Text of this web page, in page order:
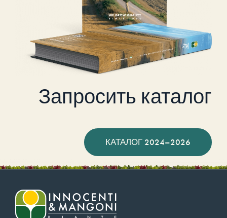
Запросить каталог
КАТАЛОГ 2024–2026